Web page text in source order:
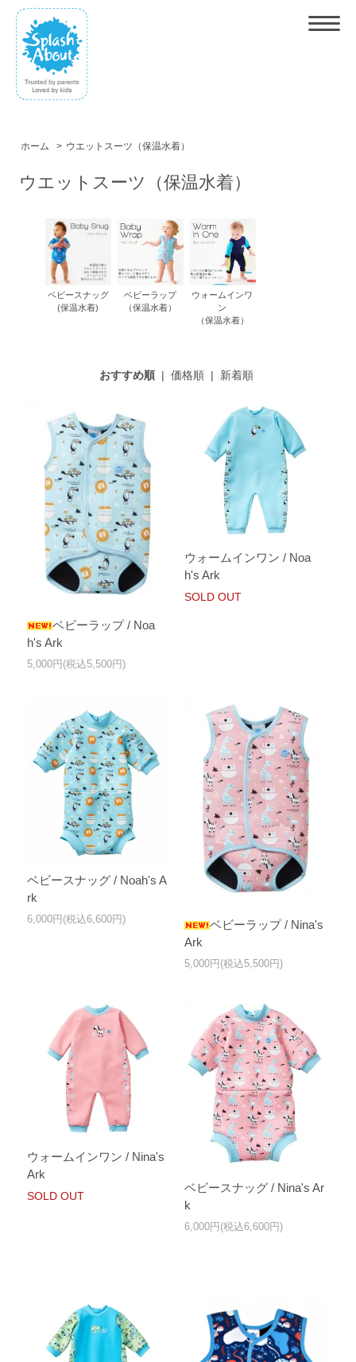
ホーム > ウエットスーツ（保温水着）
ウエットスーツ（保温水着）
ベビースナッグ
(保温水着)
ベビーラップ
（保温水着）
ウォームインワ
ン
（保温水着）
おすすめ順| 価格順| 新着順
ベビーラップ / Noa
h's Ark
5,000円(税込5,500円)
ウォームインワン / Noa
h's Ark
SOLD OUT
ベビースナッグ / Noah's A
rk
6,000円(税込6,600円)
ベビーラップ / Nina's
Ark
5,000円(税込5,500円)
ウォームインワン / Nina's
Ark
SOLD OUT
ベビースナッグ / Nina's Ar
k
6,000円(税込6,600円)